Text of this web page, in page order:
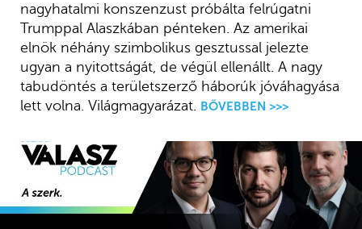
nagyhatalmi konszenzust próbálta felrúgatni
Trumppal Alaszkában pénteken. Az amerikai
elnök néhány szimbolikus gesztussal jelezte
ugyan a nyitottságát, de végül ellenállt. A nagy
tabudöntés a területszerző háborúk jóváhagyása
lett volna. Világmagyarázat. BŐVEBBEN >>>